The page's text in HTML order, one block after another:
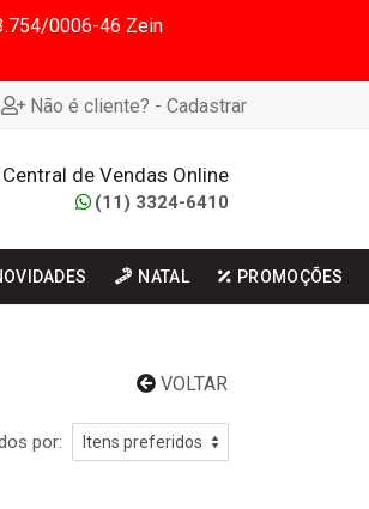
0006-46 Zein
Não é cliente? - Cadastrar
Central de Vendas Online
(11) 3324-6410
NATAL PROMOÇÕES
VOLTAR
por: